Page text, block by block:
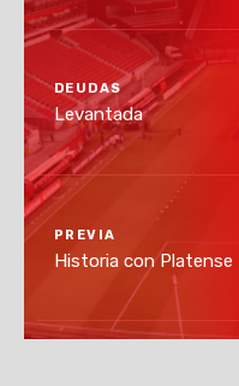
DEUDAS
Levantada
PREVIA
Historia con Platense